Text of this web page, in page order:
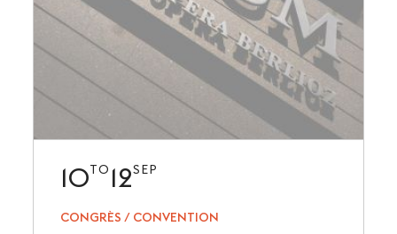
10TO 12SEP
CONGRÈS / CONVENTION